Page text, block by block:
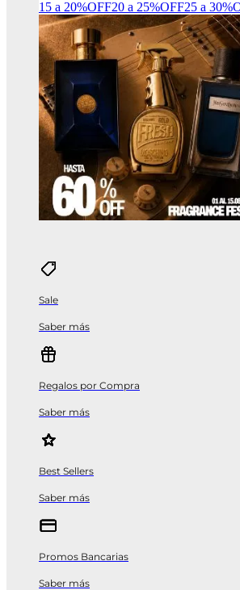
15 a 20%OFF20 a 25%OFF25 a
Sale
Saber más
Regalos por Compra
Saber más
Best Sellers
Saber más
Promos Bancarias
Saber más